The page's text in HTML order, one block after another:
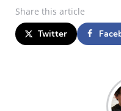
Share this article
Twitter